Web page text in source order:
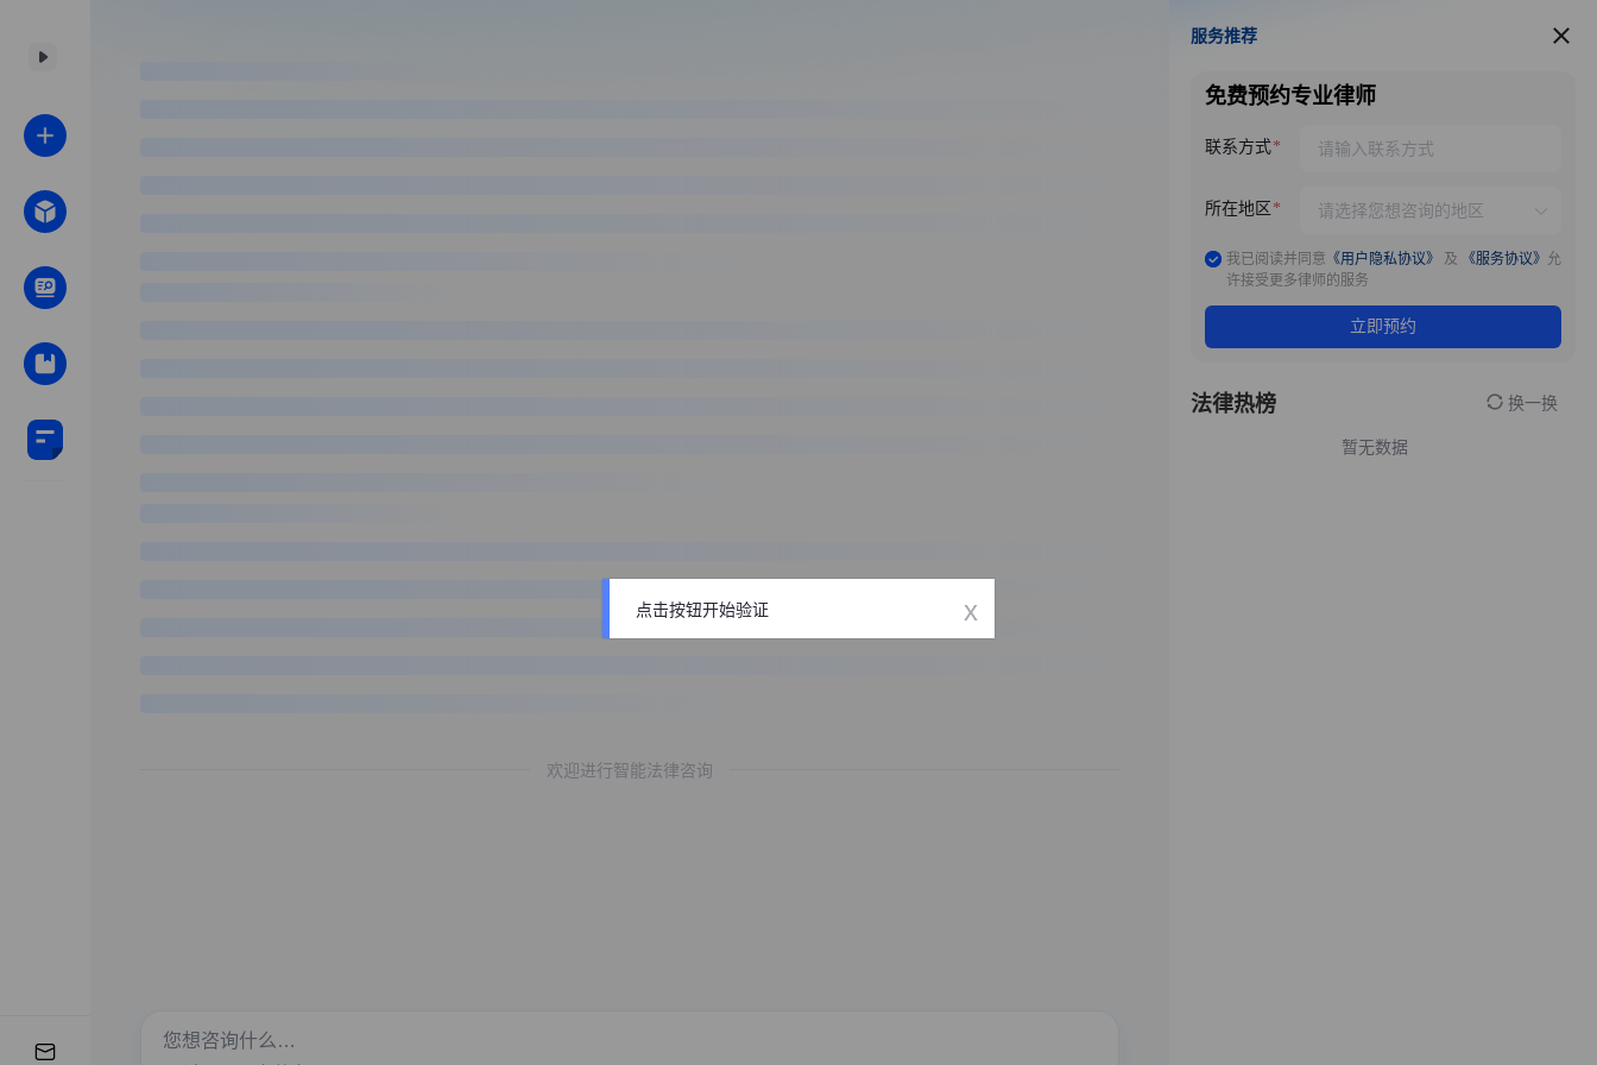
欢迎进行智能法律咨询
服务推荐
服务推荐
免费预约专业律师
联系方式
所在地区
我已阅读并同意 《用户隐私协议》 及 《服务协议》 允
许接受更多律师的服务
立即预约
法律热榜 换一换
暂无数据
点击按钮开始验证 x